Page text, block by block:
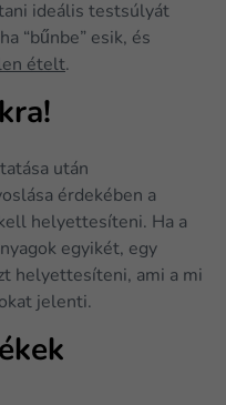
ideális testsúlyát
“bűnbe” esik, és
ételt.
után
érdekében a
helyettesíteni. Ha a
egyikét, egy
helyettesíteni, ami a mi
jelenti.